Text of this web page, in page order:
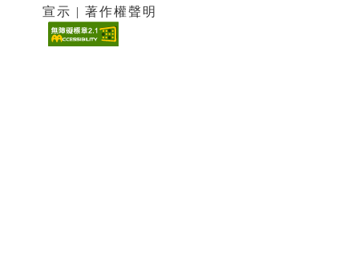
宣示 | 著作權聲明